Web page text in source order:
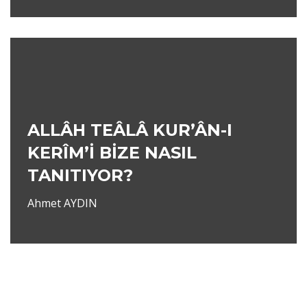
ALLÂH TEÂLÂ KUR’ÂN-I
KERÎM’İ BİZE NASIL
TANITIYOR?
Ahmet AYDIN